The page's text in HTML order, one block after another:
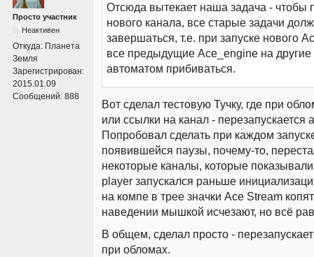
Просто участник
Неактивен
Откуда: Планета
Земля
Зарегистрирован:
2015.01.09
Сообщений: 888
Отсюда вытекает наша задача - чтобы
нового канала, все старые задачи
завершаться, т.е. при запуске нового
все предыдущие Ace_engine на
автоматом прибиваться.
Вот сделал тестовую Тучку, где при
или ссылки на канал - перезапускается
Попробовал сделать при каждом
появившейся паузы, почему-то,
некоторые каналы, которые
player запускался раньше
на компе в трее значки Ace Stream
наведении мышкой исчезают, но всё
В общем, сделал просто -
при обломах.